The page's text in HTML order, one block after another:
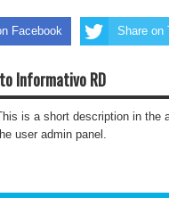
Facebook Share on
Informativo RD
is a short description in the
user admin panel.